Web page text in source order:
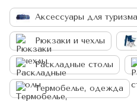
Аксессуары для туризма
Рюкзаки и чехлы
Раскладные столы
Термобелье, одежда